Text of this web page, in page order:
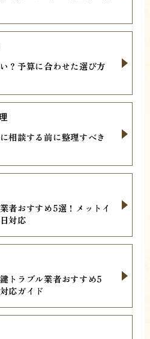
？予算に合わせた選び方
相談する前に整理すべき
者おすすめ5選！メットイ
対応
トラブル業者おすすめ5
応ガイド